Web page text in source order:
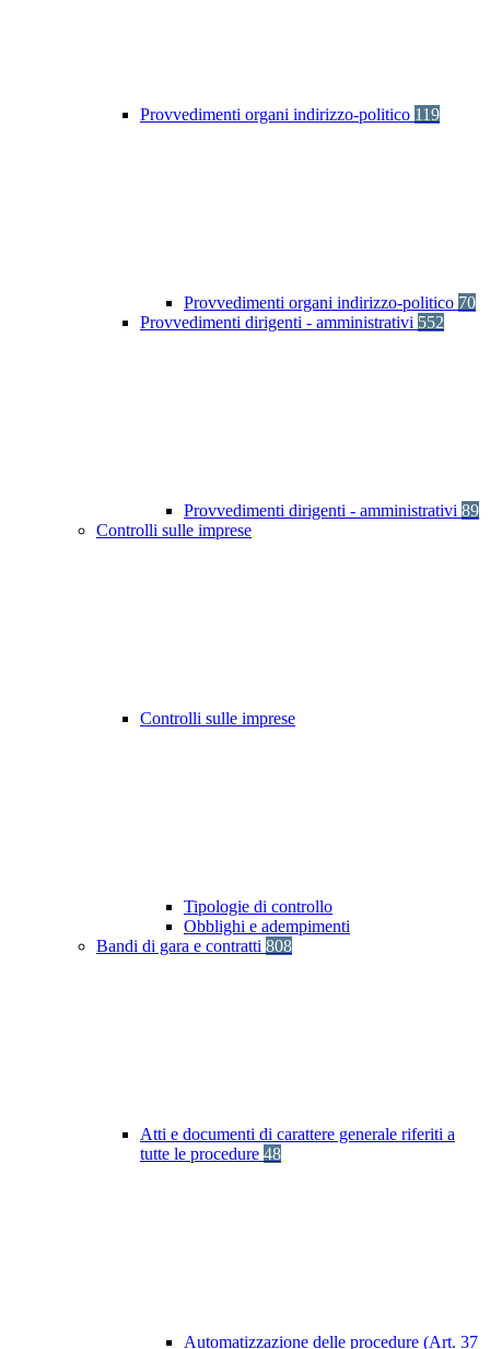
Provvedimenti organi indirizzo-politico 119
Provvedimenti organi indirizzo-politico 70
Provvedimenti dirigenti - amministrativi 552
Provvedimenti dirigenti - amministrativi 89
Controlli sulle imprese
Controlli sulle imprese
Tipologie di controllo
Obblighi e adempimenti
Bandi di gara e contratti 808
Atti e documenti di carattere generale riferiti a
tutte le procedure 48
Automatizzazione delle procedure (Art. 37